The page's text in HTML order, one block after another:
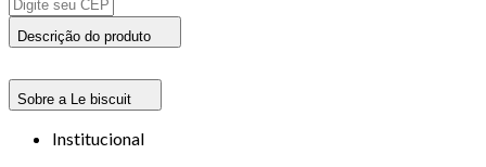
Descrição do produto
Sobre a Le biscuit
Institucional